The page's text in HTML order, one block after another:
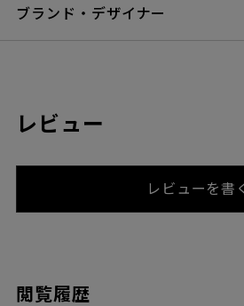
ブランド・デザイナー
レビュー
レビューを書
閲覧履歴